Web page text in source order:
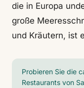
die in Europa
große
und Kräutern, ist
Probieren Sie die
Restaurants von